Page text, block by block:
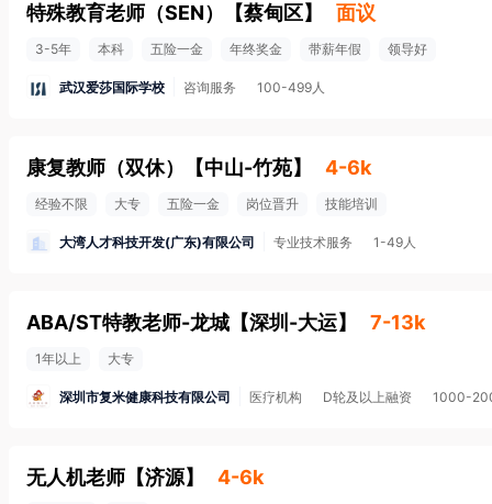
特殊教育老师（SEN） 【蔡甸区】 面议
3-5年 本科 五险一金 年终奖金 带薪年假 领导好
武汉爱莎国际学校 咨询服务 100-499人
康复教师（双休） 【中山-竹苑】 4-6k
经验不限 大专 五险一金 岗位晋升 技能培训
大湾人才科技开发(广东)有限公司 专业技术服务 1-49人
ABA/ST特教老师-龙城 【深圳-大运】 7-13k
1年以上 大专
深圳市复米健康科技有限公司 医疗机构 D轮及以上融资 1000-
无人机老师 【济源】 4-6k